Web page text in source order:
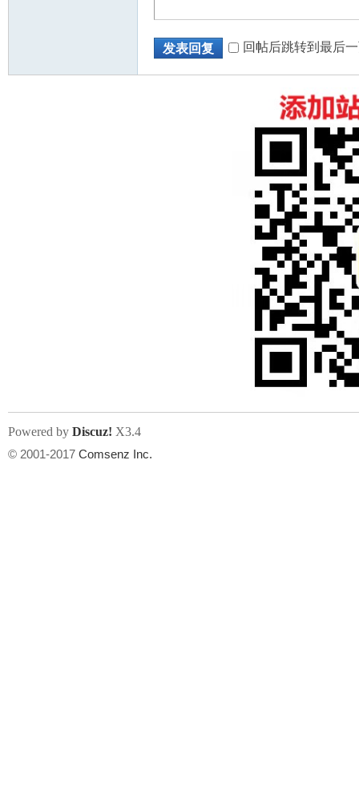
发表回复 回帖后跳转到最后
Powered by Discuz! X3.4
© 2001-2017 Comsenz Inc.